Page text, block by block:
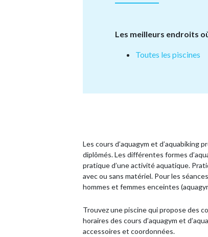
Les meilleurs endroits
Toutes les piscines
Les cours d’aquagym et d’aquabiking
diplômés. Les différentes formes
pratique d’une activité aquatique.
avec ou sans matériel. Pour les
hommes et femmes enceintes
Trouvez une piscine qui propose des
horaires des cours d’aquagym et
accessoires et coordonnées.